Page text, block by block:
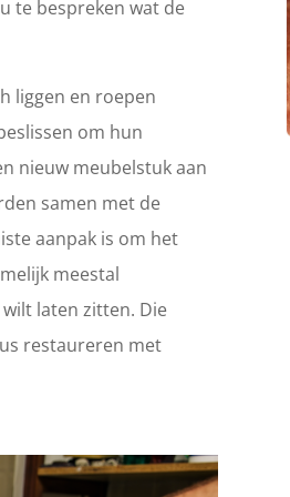
te bespreken wat de
liggen en roepen
om hun
nieuw meubelstuk aan
samen met de
aanpak is om het
meestal
laten zitten. Die
restaureren met